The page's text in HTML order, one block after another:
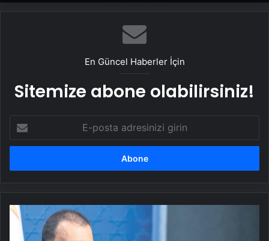
En Güncel Haberler İçin
Sitemize abone olabilirsiniz!
posta
adresinizi
Türkiye’nin
gündeminden
terörü